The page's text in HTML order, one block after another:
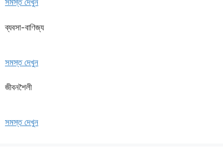
সমস্ত দেখুন
ব্যবসা-বাণিজ্য
সমস্ত দেখুন
জীবনশৈলী
সমস্ত দেখুন